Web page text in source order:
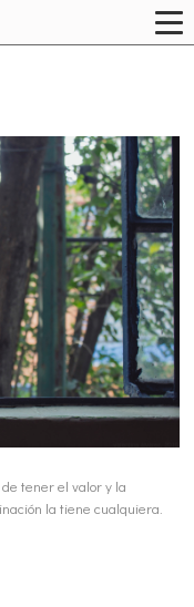
tener el valor y la
la tiene cualquiera.